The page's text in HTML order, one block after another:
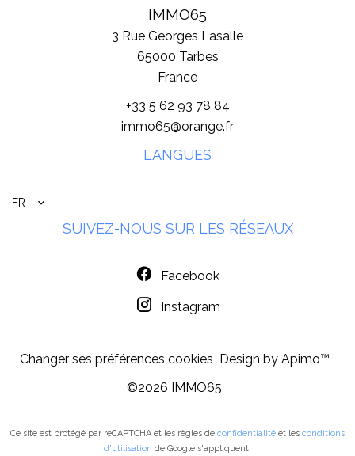
IMMO65
3 Rue Georges Lasalle
65000 Tarbes
France
+33 5 62 93 78 84
immo65@orange.fr
LANGUES
FR
SUIVEZ-NOUS SUR LES RÉSEAUX
Facebook
Instagram
Changer ses préférences cookies Design by Apimo™
©2026 IMMO65
Ce site est protégé par reCAPTCHA et les règles de confidentialité et les conditions
d'utilisation de Google s'appliquent.